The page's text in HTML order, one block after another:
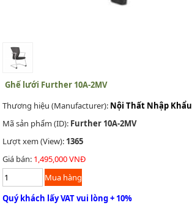
Ghế lưới Further 10A-2MV
Thương hiệu (Manufacturer): Nội Thất Nhập Khẩu
Mã sản phẩm (ID): Further 10A-2MV
Lượt xem (View): 1365
Giá bán: 1,495,000 VNĐ
Quý khách lấy VAT vui lòng + 10%